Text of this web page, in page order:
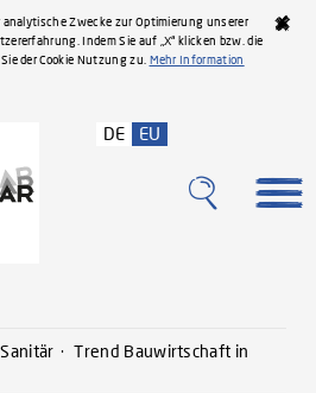
analytische Zwecke zur Optimierung unserer
Indem Sie auf „X“ klicken bzw. die
der Cookie Nutzung zu. Mehr Information
DE EU
Sanitär
Trend Bauwirtschaft in